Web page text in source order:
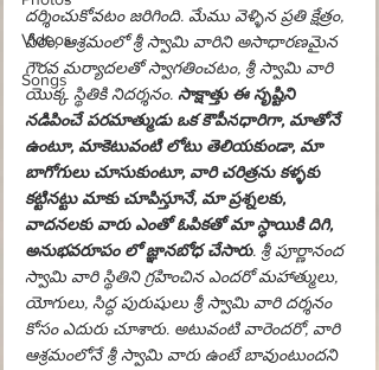
Videos
Songs
దర్శించుకోవటం జరిగింది. మేము వెళ్ళిన ప్రతి క్షేత్రం,
పీఠం, ఆశ్రమంలో శ్రీ స్వామి వారిని అసాధారణమైన
గౌరవ మర్యాదలతో స్వాగతించటం, శ్రీ స్వామి వారి
యొక్క స్థితికి నిదర్శనం. సాక్షాత్తు ఈ సృష్టిని
నడిపించే పరమాత్ముడు ఒక కౌపీనధారిగా, మాతోనే
ఉంటూ, మాకెటువంటి లోటు తెలియకుండా, మా
బాగోగులు చూసుకుంటూ, వారి చరిత్రను కళ్ళకు
కట్టినట్టు మాకు చూపిస్తూనే, మా ప్రశ్నలకు,
వాదనలకు వారు ఎంతో ఓపికతో మా స్ధాయికి దిగి,
అనుభవరూపం లో జ్ఞానబోధ చేసారు. శ్రీ పూర్ణానంద
స్వామి వారి స్థితిని గ్రహించిన ఎందరో మహాత్ములు,
యోగులు, సిద్ధ పురుషులు శ్రీ స్వామి వారి దర్శనం
కోసం ఎదురు చూశారు. అటువంటి వారెందరో, వారి
ఆశ్రమంలోనే శ్రీ స్వామి వారు ఉంటే బావుంటుందని